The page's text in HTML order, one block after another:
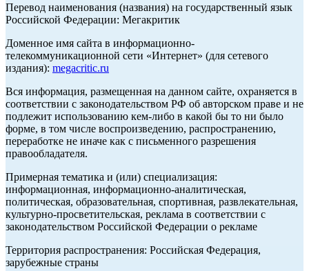
Перевод наименования (названия) на государственный язык
Российской Федерации: Мегакритик
Доменное имя сайта в информационно-
телекоммуникационной сети «Интернет» (для сетевого
издания): megacritic.ru
Вся информация, размещенная на данном сайте, охраняется в
соответствии с законодательством РФ об авторском праве и не
подлежит использованию кем-либо в какой бы то ни было
форме, в том числе воспроизведению, распространению,
переработке не иначе как с письменного разрешения
правообладателя.
Примерная тематика и (или) специализация:
информационная, информационно-аналитическая,
политическая, образовательная, спортивная, развлекательная,
культурно-просветительская, реклама в соответствии с
законодательством Российской Федерации о рекламе
Территория распространения: Российская Федерация,
зарубежные страны